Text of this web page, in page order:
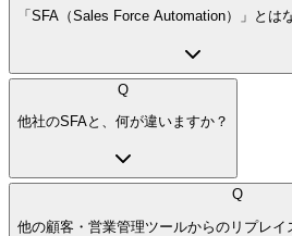
「SFA（Sales Force Automation）」とは
Q
他社のSFAと、何が違いますか？
Q
他の顧客・営業管理ツールからのリプレイ